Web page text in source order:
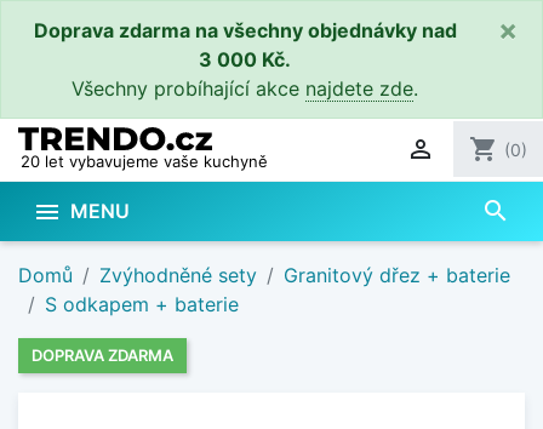
Doprava zdarma na všechny objednávky nad
3 000 Kč.
Všechny probíhající akce najdete zde.
×
20 let vybavujeme vaše kuchyně  shopping_cart (0)
 MENU search
Domů Zvýhodněné sety
Granitový dřez + baterie
S odkapem + baterie
DOPRAVA ZDARMA